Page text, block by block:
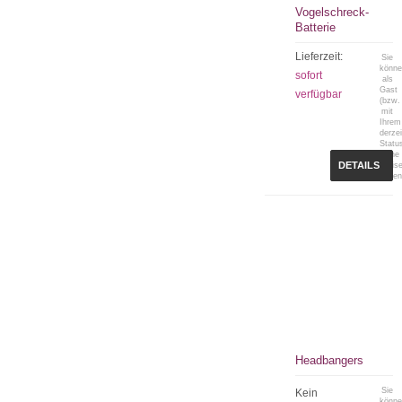
Vogelschreck-
Batterie
Lieferzeit:
sofort
verfügbar
Sie
als
Gast
(bzw.
mit
Ihrem
keine
DETAILS
Headbangers
Kein
Sie